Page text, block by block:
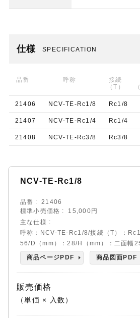
仕様 SPECIFICATION
品番 呼称
接続
（T）
21406 NCV-TE-Rc1/8 Rc1/8
21407 NCV-TE-Rc1/4 Rc1/4
21408 NCV-TE-Rc3/8 Rc3/8
NCV-TE-Rc1/8
品番
21406
標準小売価格
15,000円
主な仕様
呼称：NCV-TE-Rc1/8/接続（T）：
56/D（mm）：28/H（mm）：二面幅
商品ページPDF
商品図面PDF
販売価格
（単価 × 入数）